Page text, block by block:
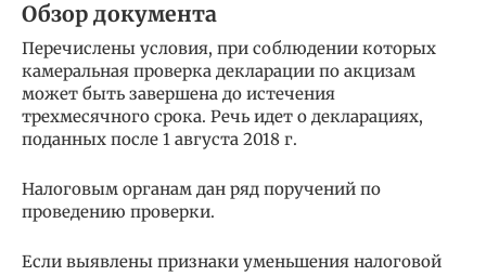
Обзор документа
Перечислены условия, при соблюдении которых
камеральная проверка декларации по акцизам
может быть завершена до истечения
трехмесячного срока. Речь идет о декларациях,
поданных после 1 августа 2018 г.
Налоговым органам дан ряд поручений по
проведению проверки.
Если выявлены признаки уменьшения налоговой